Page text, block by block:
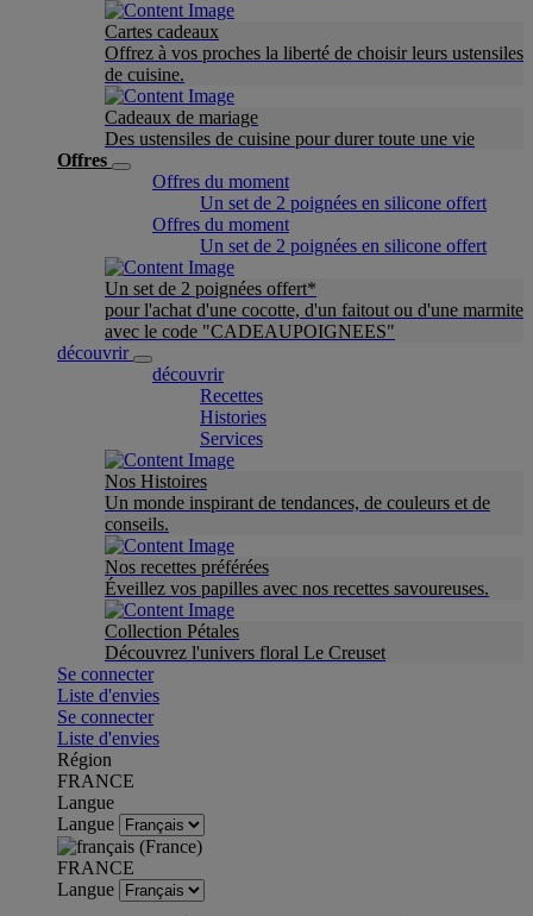
Cartes cadeaux
Offrez à vos proches la liberté de choisir leurs ustensiles
de cuisine.
Cadeaux de mariage
Des ustensiles de cuisine pour durer toute une vie
Offres
Offres du moment
Un set de 2 poignées en silicone offert
Offres du moment
Un set de 2 poignées en silicone offert
Un set de 2 poignées offert*
pour l'achat d'une cocotte, d'un faitout ou d'une marmite
avec le code "CADEAUPOIGNEES"
découvrir
découvrir
Recettes
Histories
Services
Nos Histoires
Un monde inspirant de tendances, de couleurs et de
conseils.
Nos recettes préférées
Éveillez vos papilles avec nos recettes savoureuses.
Collection Pétales
Découvrez l'univers floral Le Creuset
Se connecter
Liste d'envies
Se connecter
Liste d'envies
Région
FRANCE
Langue
Langue
FRANCE
Langue